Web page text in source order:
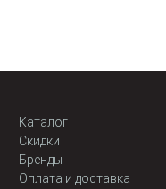
Каталог
Скидки
Бренды
Оплата и доставка